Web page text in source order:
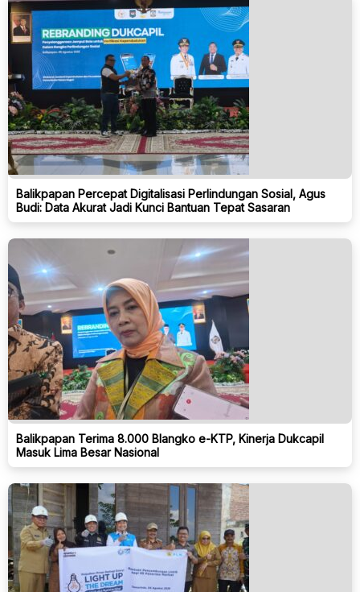
Balikpapan Percepat Digitalisasi Perlindungan Sosial, Agus
Budi: Data Akurat Jadi Kunci Bantuan Tepat Sasaran
Balikpapan Terima 8.000 Blangko e-KTP, Kinerja Dukcapil
Masuk Lima Besar Nasional